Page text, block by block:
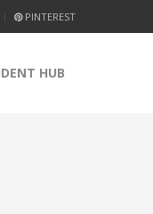
PINTEREST
HUB